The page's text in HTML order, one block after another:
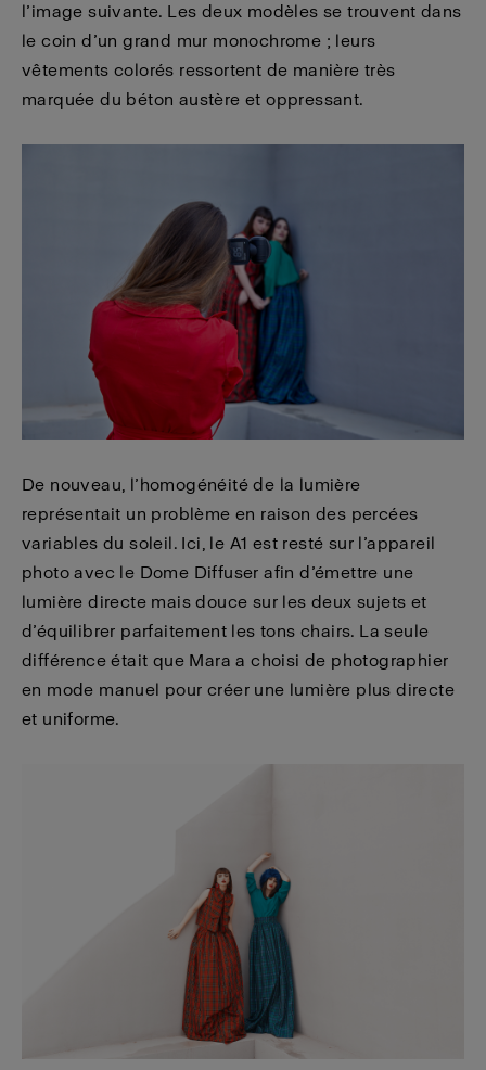
l’image suivante. Les deux modèles se trouvent dans
le coin d’un grand mur monochrome ; leurs
vêtements colorés ressortent de manière très
marquée du béton austère et oppressant.
De nouveau, l’homogénéité de la lumière
représentait un problème en raison des percées
variables du soleil. Ici, le A1 est resté sur l’appareil
photo avec le Dome Diffuser afin d’émettre une
lumière directe mais douce sur les deux sujets et
d’équilibrer parfaitement les tons chairs. La seule
différence était que Mara a choisi de photographier
en mode manuel pour créer une lumière plus directe
et uniforme.